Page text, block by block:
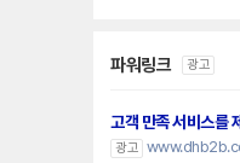
파워링크 광고
고객 만족 서비스를
광고